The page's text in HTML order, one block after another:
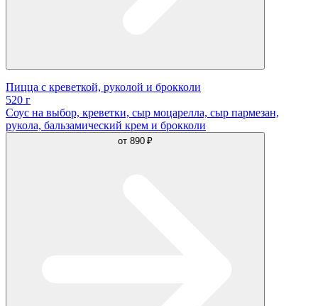
Пицца с креветкой, руколой и брокколи
520 г
Соус на выбор, креветки, сыр моцарелла, сыр пармезан,
рукола, бальзамический крем и брокколи
от 890 ₽